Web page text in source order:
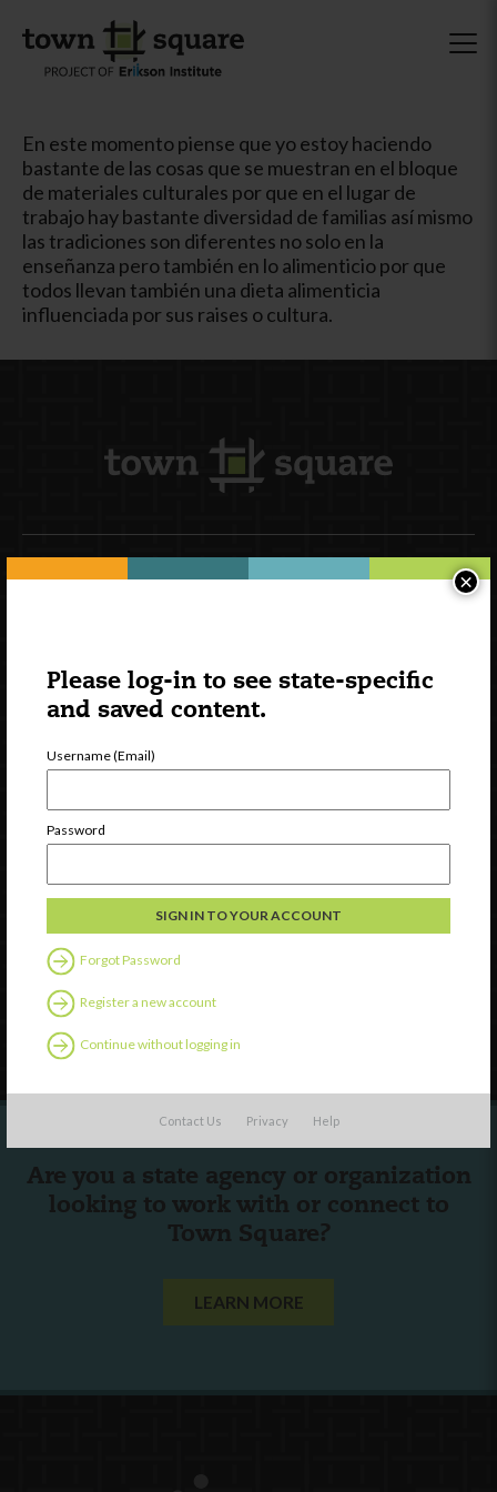
Please log-in to see state-specific
and saved content.
Username (Email)
Password
Forgot Password
Register a new account
Continue without logging in
Contact Us Privacy Help
×
En este momento piense que yo estoy haciendo
bastante de las cosas que se muestran en el bloque
de materiales culturales por que en el lugar de
trabajo hay bastante diversidad de familias así mismo
las tradiciones son diferentes no solo en la
enseñanza pero también en lo alimenticio por que
todos llevan también una dieta alimenticia
influenciada por sus raises o cultura.
Newsletter Signup
Discover
Professional Development
Contact Us
Follow Us
Are you a state agency or organization
looking to work with or connect to
Town Square?
LEARN MORE